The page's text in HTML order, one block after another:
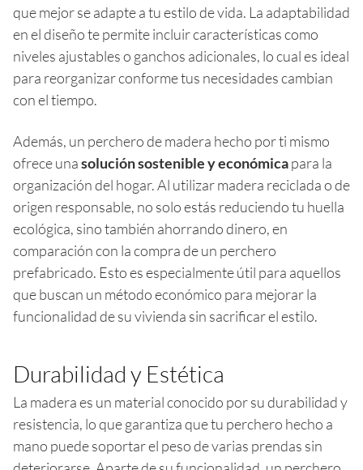
que mejor se adapte a tu estilo de vida. La adaptabilidad
en el diseño te permite incluir características como
niveles ajustables o ganchos adicionales, lo cual es ideal
para reorganizar conforme tus necesidades cambian
con el tiempo.
Además, un perchero de madera hecho por ti mismo
ofrece unasolución sostenible y económicapara la
organización del hogar. Al utilizar madera reciclada o de
origen responsable, no solo estás reduciendo tu huella
ecológica, sino también ahorrando dinero, en
comparación con la compra de un perchero
prefabricado. Esto es especialmente útil para aquellos
que buscan un método económico para mejorar la
funcionalidad de su vivienda sin sacrificar el estilo.
Durabilidad y Estética
La madera es un material conocido por su durabilidad y
resistencia, lo que garantiza que tu perchero hecho a
mano puede soportar el peso de varias prendas sin